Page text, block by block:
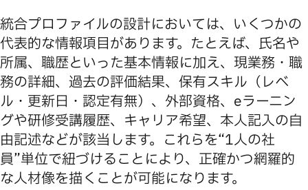
統合プロファイルの設計においては、いくつかの
代表的な情報項目があります。たとえば、氏名や
所属、職歴といった基本情報に加え、現業務・職
務の詳細、過去の評価結果、保有スキル（レベ
ル・更新日・認定有無）、外部資格、eラーニン
グや研修受講履歴、キャリア希望、本人記入の自
由記述などが該当します。これらを“1人の社
員”単位で紐づけることにより、正確かつ網羅的
な人材像を描くことが可能になります。